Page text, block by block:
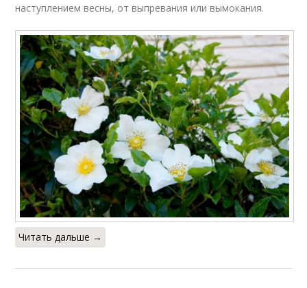
наступлением весны, от выпревания или вымокания.
Читать дальше →